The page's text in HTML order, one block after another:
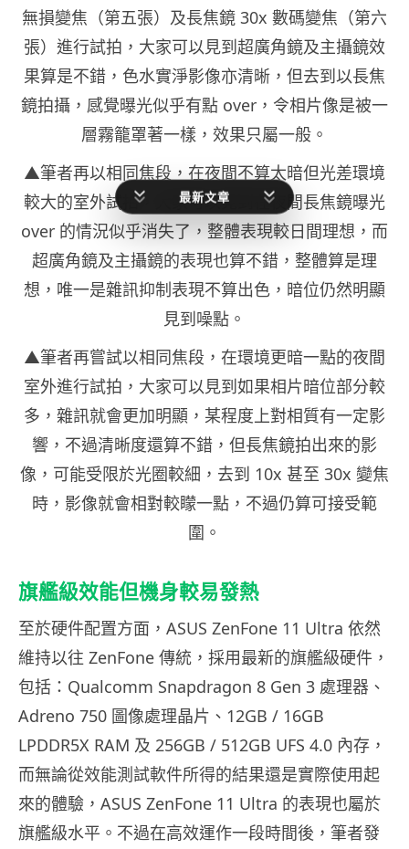
無損變焦（第五張）及長焦鏡 30x 數碼變焦（第六
張）進行試拍，大家可以見到超廣角鏡及主攝鏡效
果算是不錯，色水實淨影像亦清晰，但去到以長焦
鏡拍攝，感覺曝光似乎有點 over，令相片像是被一
層霧籠罩著一樣，效果只屬一般。
▲筆者再以相同焦段，在夜間不算太暗但光差環境
較大的室外試拍，大家可以見到在夜間長焦鏡曝光
over 的情況似乎消失了，整體表現較日間理想，而
超廣角鏡及主攝鏡的表現也算不錯，整體算是理
想，唯一是雜訊抑制表現不算出色，暗位仍然明顯
見到噪點。
▲筆者再嘗試以相同焦段，在環境更暗一點的夜間
室外進行試拍，大家可以見到如果相片暗位部分較
多，雜訊就會更加明顯，某程度上對相質有一定影
響，不過清晰度還算不錯，但長焦鏡拍出來的影
像，可能受限於光圈較細，去到 10x 甚至 30x 變焦
時，影像就會相對較矇一點，不過仍算可接受範
圍。
旗艦級效能但機身較易發熱
至於硬件配置方面，ASUS ZenFone 11 Ultra 依然
維持以往 ZenFone 傳統，採用最新的旗艦級硬件，
包括：Qualcomm Snapdragon 8 Gen 3 處理器、
Adreno 750 圖像處理晶片、12GB / 16GB
LPDDR5X RAM 及 256GB / 512GB UFS 4.0 內存，
而無論從效能測試軟件所得的結果還是實際使用起
來的體驗，ASUS ZenFone 11 Ultra 的表現也屬於
旗艦級水平。不過在高效運作一段時間後，筆者發
最新文章